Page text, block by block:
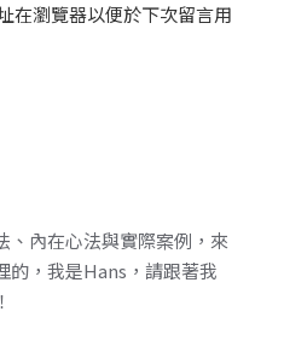
在瀏覽器以便於下次留言用
、內在心法與實際案例，來
的，我是Hans，請跟著我